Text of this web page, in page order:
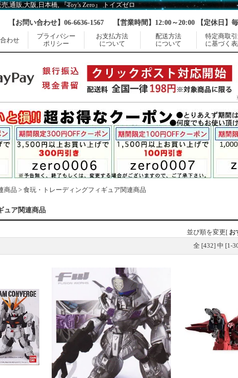
,通販,大阪,日本橋, 『Toy's Zero』 トイズゼロ
【お問い合わせ】06-6636-1567 【営業時間】12:00～20:00 【定休日】
わせ
プライバシー
ポリシー
お支払方法
について
配送方法
について
特定商取
に基づく
商品 > 食玩・トレーディングフィギュア関連商品
ュア関連商品
並び順を変更[ お
全 [432] 中 [1-